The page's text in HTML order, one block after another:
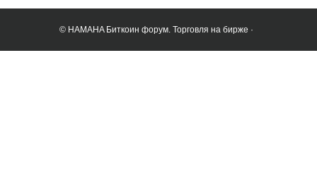
© HAMAHA Биткоин форум. Торговля на бирже ·